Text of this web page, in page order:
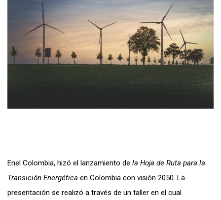
Enel Colombia, hizó el lanzamiento de la Hoja de Ruta para la
Transición Energética en Colombia con visión 2050. La
presentación se realizó a través de un taller en el cual